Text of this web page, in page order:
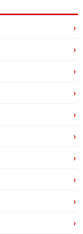
›
›
›
›
›
›
›
›
›
›